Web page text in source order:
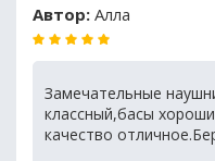
Автор: Алла
Замечательные
классный,басы
качество